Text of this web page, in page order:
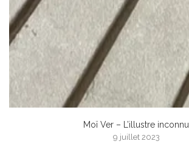
Moï Ver – L’illustre inconnu
9 juillet 2023